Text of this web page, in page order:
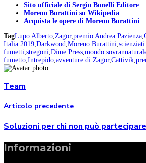
Sito ufficiale di Sergio Bonelli Editore
Moreno Burattini su Wikipedia
Acquista le opere di Moreno Burattini
TagLupo Alberto Zagor, premio Andrea Pazienza
Italia 2019 Darkwood Moreno Burattini
fumetti stregoni Dime Press mondo
fumetto Intrepido avventure di Zagor, Cattivik
Team
Articolo precedente
Soluzioni per chi non può
Informazioni